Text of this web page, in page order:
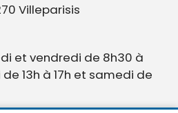
Villeparisis
et vendredi de 8h30 à
13h à 17h et samedi de